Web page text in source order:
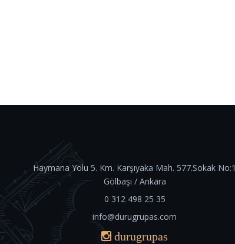
Haymana Yolu 5. Km. Karşıyaka Mah. 577.Sokak No:1
Gölbaşı / Ankara
0 312 498 25 35
info@durugrupas.com
durugrupas